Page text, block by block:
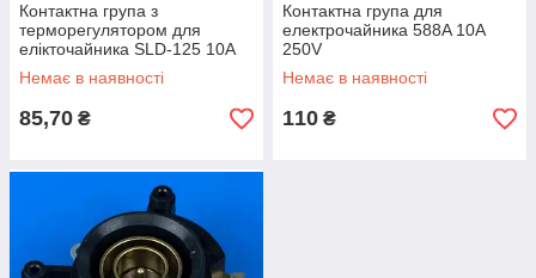
Контактна група з
терморегулятором для
елікточайника SLD-125 10A
250V
Немає в наявності
85,70 ₴
Контактна група для
електрочайника 588A 10A
250V
Немає в наявності
110 ₴